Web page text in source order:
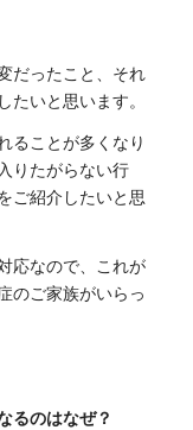
だったこと、それ
いと思います。
ることが多くなり
りたがらない行
ご紹介したいと思
応なので、これが
のご家族がいらっ
るのはなぜ？